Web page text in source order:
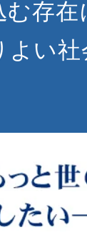
存在
い社